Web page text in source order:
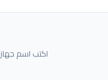
اكتب اسم